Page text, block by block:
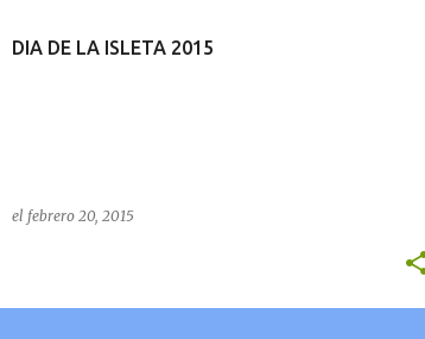
DIA DE LA ISLETA 2015
el febrero 20, 2015